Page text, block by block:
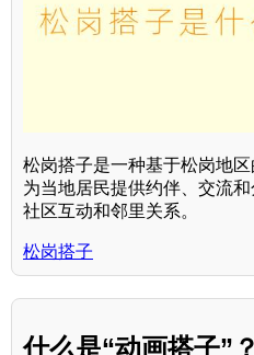
松岗搭子是一种基于松岗地
为当地居民提供约伴、交流
社区互动和邻里关系。
松岗搭子
什么是“动画搭子”？